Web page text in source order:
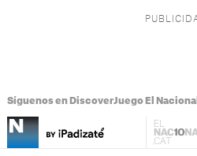
Síguenos en DiscoverJuego El Nacional